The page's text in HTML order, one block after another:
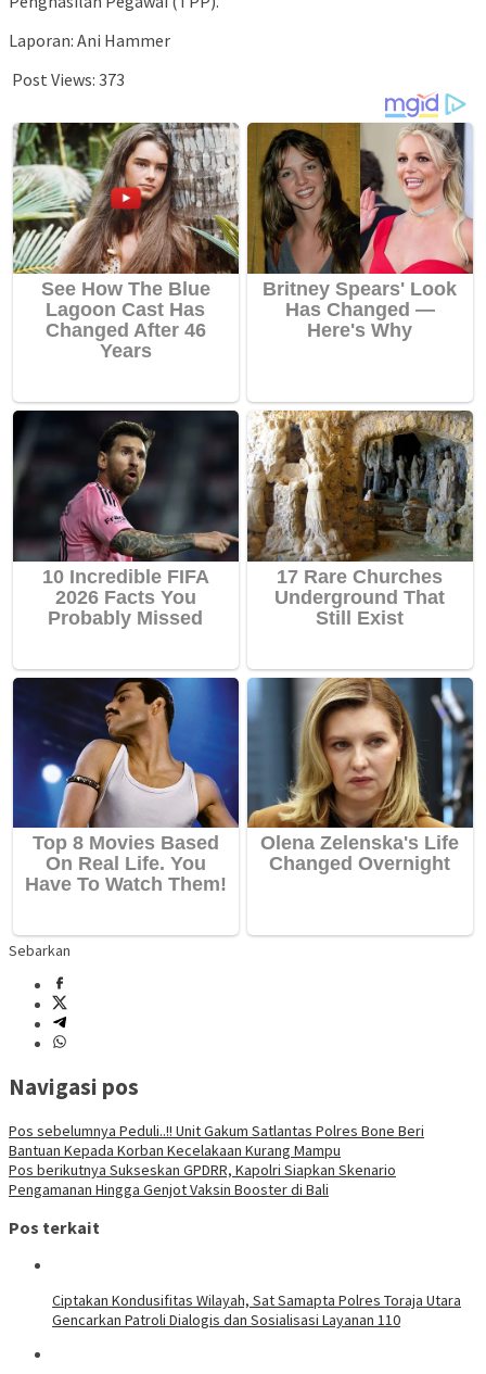
Laporan: Ani Hammer
Post Views: 373
Sebarkan
Navigasi pos
Pos sebelumnya Peduli..!! Unit Gakum Satlantas Polres Bone Beri
Bantuan Kepada Korban Kecelakaan Kurang Mampu
Pos berikutnya Sukseskan GPDRR, Kapolri Siapkan Skenario
Pengamanan Hingga Genjot Vaksin Booster di Bali
Pos terkait
Ciptakan Kondusifitas Wilayah, Sat Samapta Polres Toraja Utara
Gencarkan Patroli Dialogis dan Sosialisasi Layanan 110